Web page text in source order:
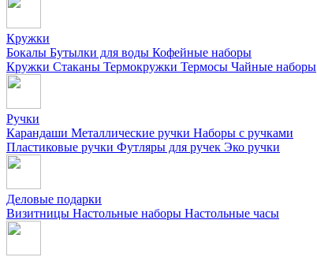
Кружки
Бокалы Бутылки для воды Кофейные наборы
Кружки Стаканы Термокружки Термосы Чайные наборы
Ручки
Карандаши Металлические ручки Наборы с ручками
Пластиковые ручки Футляры для ручек Эко ручки
Деловые подарки
Визитницы Настольные наборы Настольные часы